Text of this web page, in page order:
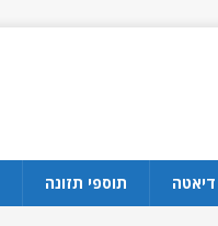
דיאטה תוספי תזונה